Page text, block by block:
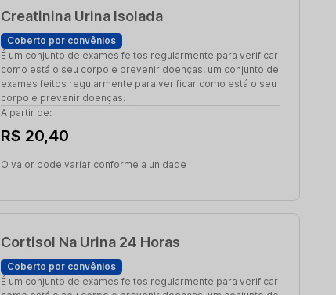
Creatinina Urina Isolada
Coberto por convênios
É um conjunto de exames feitos regularmente para verificar
como está o seu corpo e prevenir doenças. um conjunto de
exames feitos regularmente para verificar como está o seu
corpo e prevenir doenças.
A partir de:
R$ 20,40
O valor pode variar conforme a unidade
Cortisol Na Urina 24 Horas
Coberto por convênios
É um conjunto de exames feitos regularmente para verificar